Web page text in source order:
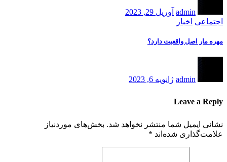
admin آوریل 29, 2023
اجتماعی اخبار
مهره مار اصل واقعیت دارد؟
admin ژانویه 6, 2023
Leave a Reply
نشانی ایمیل شما منتشر نخواهد شد. بخش‌های موردنیاز
علامت‌گذاری شده‌اند *